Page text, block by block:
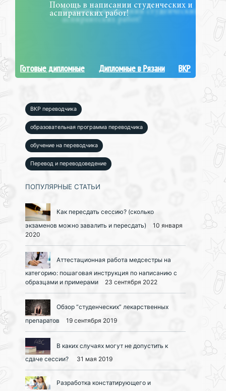
Помощь в написании студенческих и
аспирантских работ!
Готовые дипломные Дипломные в Рязани ВКР
ВКР переводчика
образовательная программа переводчика
обучение на переводчика
Перевод и переводоведение
ПОПУЛЯРНЫЕ СТАТЬИ
Как пересдать сессию? (сколько
экзаменов можно завалить и пересдать)
10 января
2020
Аттестационная работа медсестры на
категорию: пошаговая инструкция по написанию с
образцами и примерами
23 сентября 2022
Обзор “студенческих” лекарственных
препаратов
19 сентября 2019
В каких случаях могут не допустить к
сдаче сессии?
31 мая 2019
Разработка констатирующего и